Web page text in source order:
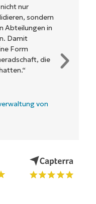
nur
sondern
Abteilungen in
Damit
Form
die
von